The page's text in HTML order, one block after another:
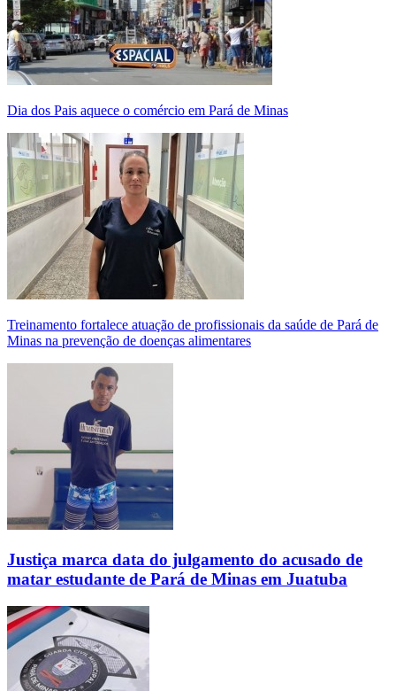
Dia dos Pais aquece o comércio em Pará de Minas
Treinamento fortalece atuação de profissionais da saúde de Pará de
Minas na prevenção de doenças alimentares
Justiça marca data do julgamento do acusado de
matar estudante de Pará de Minas em Juatuba